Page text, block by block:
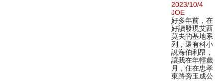
2023/10/4
JOE
好多年前，在
好讀發現艾西
莫夫的基地系
列，還有科小
說海伯利昂，
讓我在年輕歲
月，住在忠孝
東路旁玉成公